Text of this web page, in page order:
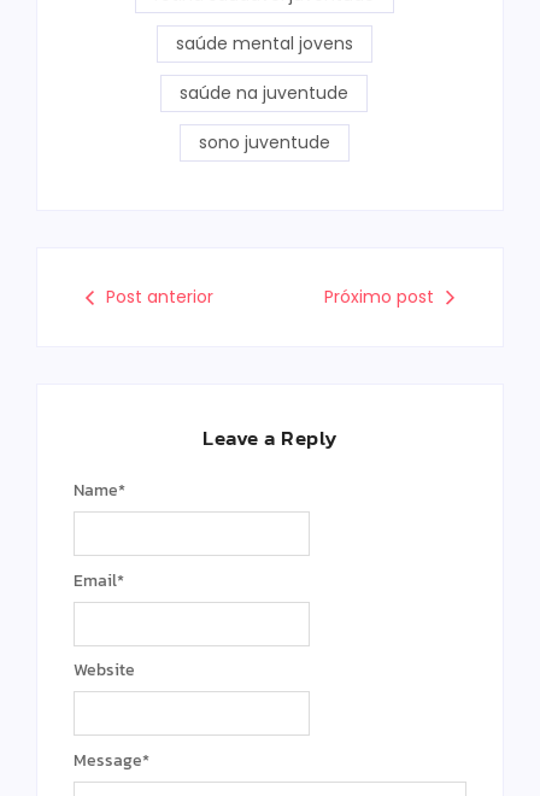
saúde mental jovens
saúde na juventude
sono juventude
Post anterior Próximo post
Leave a Reply
Message*
Name*
Email*
Website